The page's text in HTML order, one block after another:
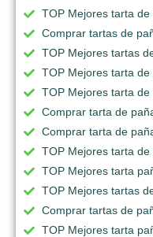
TOP Mejores tarta
Comprar tartas de
TOP Mejores tartas
TOP Mejores tarta
TOP Mejores tarta
Comprar tarta de
Comprar tarta de
TOP Mejores tarta
TOP Mejores tarta
TOP Mejores tartas
Comprar tartas de
TOP Mejores tarta